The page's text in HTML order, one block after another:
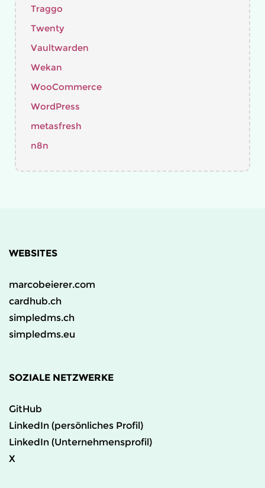
Traggo
Twenty
Vaultwarden
Wekan
WooCommerce
WordPress
metasfresh
n8n
WEBSITES
marcobeierer.com
cardhub.ch
simpledms.ch
simpledms.eu
SOZIALE NETZWERKE
GitHub
LinkedIn (persönliches Profil)
LinkedIn (Unternehmensprofil)
X